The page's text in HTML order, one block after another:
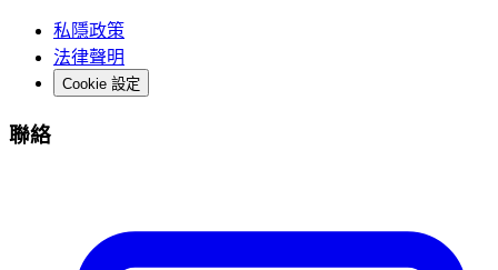
私隱政策
法律聲明
Cookie 設定
聯絡